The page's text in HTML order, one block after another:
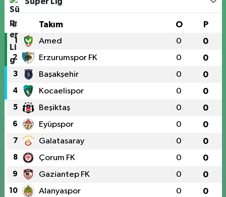
# Takım O P
1 Amed 0 0
2 Erzurumspor FK 0 0
3 Başakşehir 0 0
4 Kocaelispor 0 0
5 Beşiktaş 0 0
6 Eyüpspor 0 0
7 Galatasaray 0 0
8 Çorum FK 0 0
9 Gaziantep FK 0 0
10 Alanyaspor 0 0